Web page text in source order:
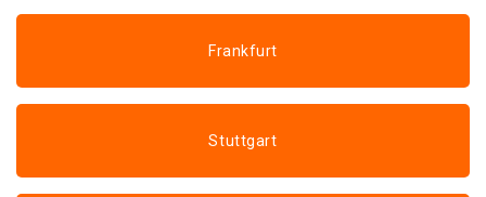
Frankfurt
Stuttgart